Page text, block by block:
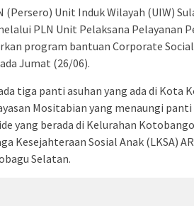
(Persero) Unit Induk Wilayah (UIW)
PLN Unit Pelaksana Pelayanan
program bantuan Corporate
Jumat (26/06).
tiga panti asuhan yang ada di Kota
Mositabian yang menaungi
yang berada di Kelurahan
Kesejahteraan Sosial Anak (LKSA)
Selatan.